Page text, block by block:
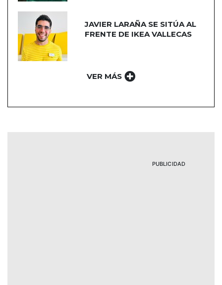
JAVIER LARAÑA SE SITÚA AL
FRENTE DE IKEA VALLECAS
VER MÁS
PUBLICIDAD